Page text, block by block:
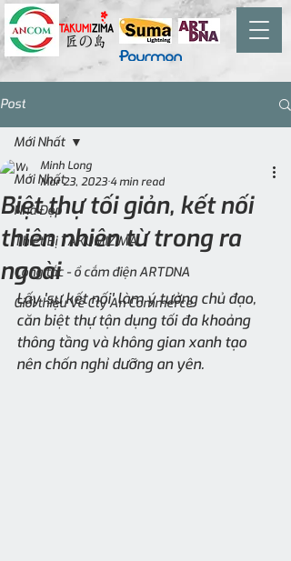
Post
Mới Nhất
Nhà Đẹp
Thiết Bị TAKUMIZIMA
Công tắc - ổ cắm điện ARTDNA
Giới thiệu Về Cty An Commerce
Mới Nhất
Biệt thự tối giản, kết nối
thiên nhiên từ trong ra
ngoài
Minh Long
Mar 23, 20234 min read
Lấy 'sự kết nối' làm ý tưởng chủ đạo,
căn biệt thự tận dụng tối đa khoảng
thông tầng và không gian xanh tạo
nên chốn nghỉ dưỡng an yên.